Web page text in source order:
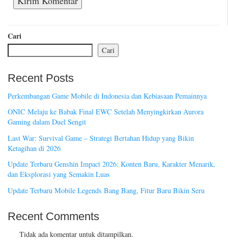
Cari
Cari
Recent Posts
Perkembangan Game Mobile di Indonesia dan Kebiasaan Pemainnya
ONIC Melaju ke Babak Final EWC Setelah Menyingkirkan Aurora
Gaming dalam Duel Sengit
Last War: Survival Game – Strategi Bertahan Hidup yang Bikin
Ketagihan di 2026
Update Terbaru Genshin Impact 2026: Konten Baru, Karakter Menarik,
dan Eksplorasi yang Semakin Luas
Update Terbaru Mobile Legends Bang Bang, Fitur Baru Bikin Seru
Recent Comments
Tidak ada komentar untuk ditampilkan.